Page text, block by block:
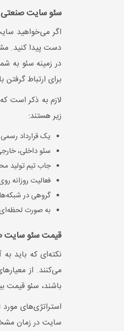
◀ تعداد رپورتاژ
سئو سایت
اگر می‌خواهید
دست پیدا کنید.
در زمینه سئو به
برای ارتباط
لازم به ذکر است
زیر هستند:
یک قرارداد
سئو داخلی،
جاب تیم تولید
فعالیت روزانه
گروهی در
به صورت لحظه‌ای
قیمت سئو سایت
می‌کنند. از
باشند، سئو قیمت
استراتژی‌های
سایت در زمان